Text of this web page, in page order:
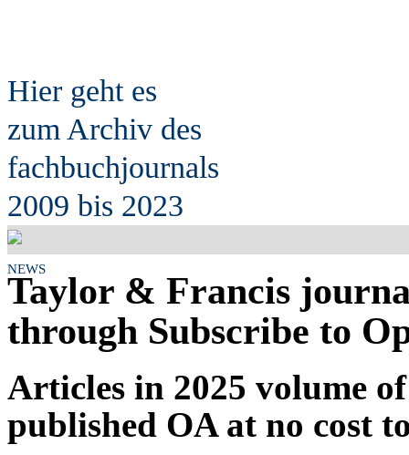
Hier geht es
zum Archiv des
fachbuchjournals
2009 bis 2023
NEWS
Taylor & Francis
through Subscribe to
Articles in 2025 volume
published OA at no cost